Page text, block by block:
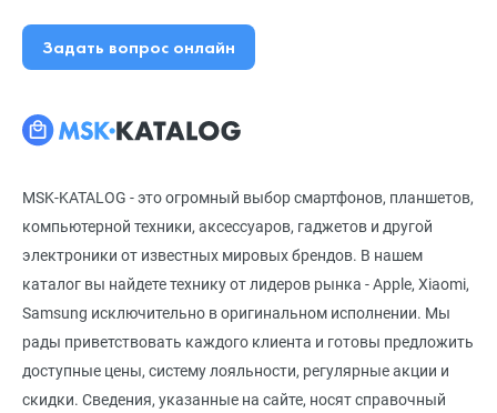
MSK-KATALOG - это огромный выбор смартфонов, планшетов,
компьютерной техники, аксессуаров, гаджетов и другой
электроники от известных мировых брендов. В нашем
каталог вы найдете технику от лидеров рынка - Apple, Xiaomi,
Samsung исключительно в оригинальном исполнении. Мы
рады приветствовать каждого клиента и готовы предложить
доступные цены, систему лояльности, регулярные акции и
скидки. Сведения, указанные на сайте, носят справочный
Задать вопрос онлайн